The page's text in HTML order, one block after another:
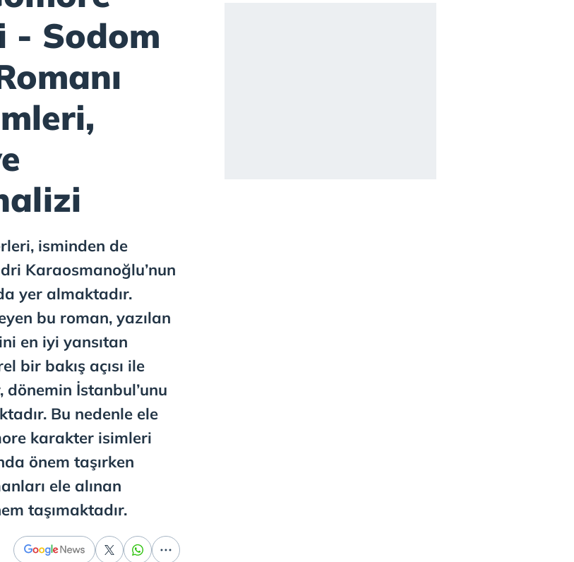
- Sodom
isminden de
Karaosmanoğlu’nun
yer almaktadır.
bu roman, yazılan
en iyi yansıtan
bir bakış açısı ile
İstanbul’unu
Bu nedenle ele
karakter isimleri
önem taşırken
ele alınan
taşımaktadır.